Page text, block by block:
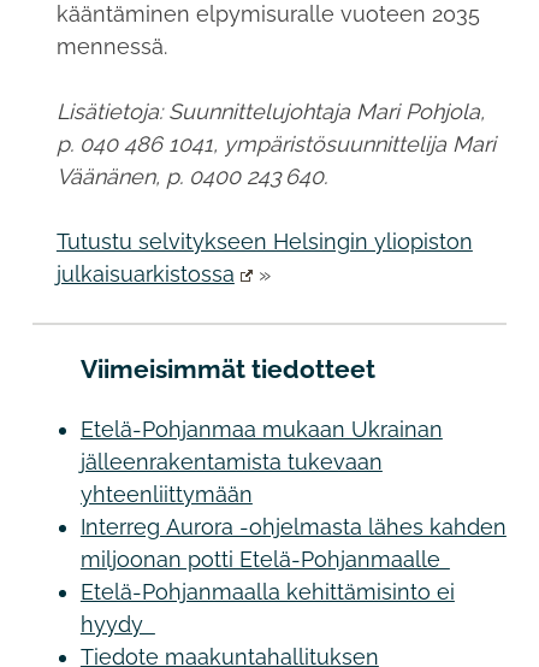
kääntäminen elpymisuralle vuoteen 2035
mennessä.
Lisätietoja: Suunnittelujohtaja Mari Pohjola,
p. 040 486 1041, ympäristösuunnittelija Mari
Väänänen, p. 0400 243 640.
Tutustu selvitykseen Helsingin yliopiston
julkaisuarkistossa
»
Viimeisimmät tiedotteet
Etelä-Pohjanmaa mukaan Ukrainan
jälleenrakentamista tukevaan
yhteenliittymään
Interreg Aurora -ohjelmasta lähes kahden
miljoonan potti Etelä-Pohjanmaalle
Etelä-Pohjanmaalla kehittämisinto ei
hyydy
Tiedote maakuntahallituksen